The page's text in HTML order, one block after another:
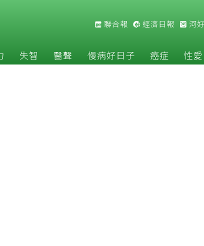
聯合報 經濟日報 河
失智 醫聲 慢病好日子 癌症 性愛